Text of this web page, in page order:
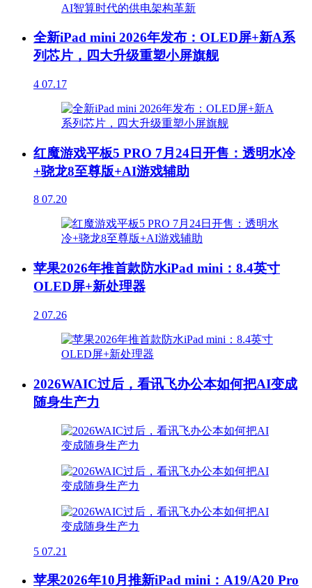
全新iPad mini 2026年发布：OLED屏+新A系
列芯片，四大升级重塑小屏旗舰
4 07.17
红魔游戏平板5 PRO 7月24日开售：透明水冷
+骁龙8至尊版+AI游戏辅助
8 07.20
苹果2026年推首款防水iPad mini：8.4英寸
OLED屏+新处理器
2 07.26
2026WAIC过后，看讯飞办公本如何把AI变成
随身生产力
5 07.21
苹果2026年10月推新iPad mini：A19/A20 Pro